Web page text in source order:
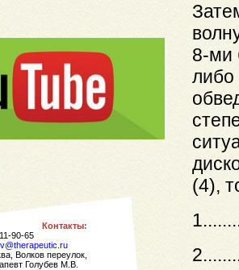
8-ми
либо
(4),
Контакты:
90-65
Волков переулок,
Голубев М.В.